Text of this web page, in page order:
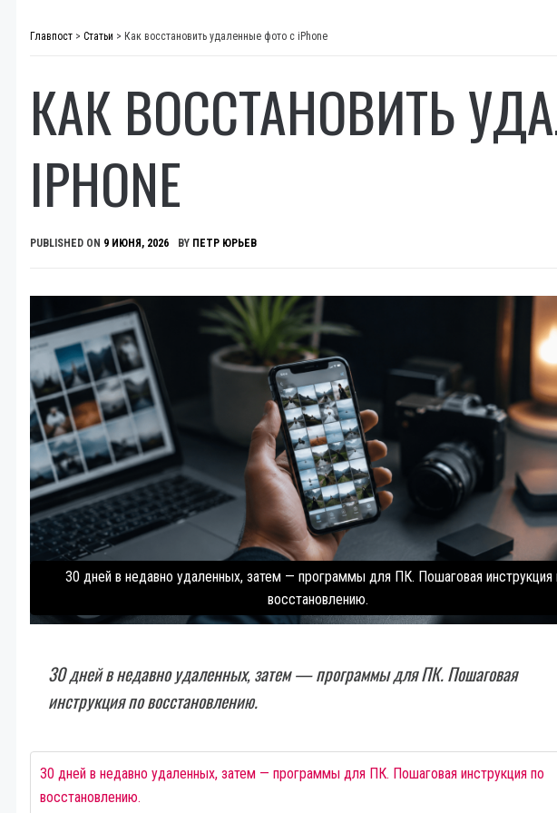
Главпост > Статьи > Как восстановить удаленные фото с iPhone
КАК ВОССТАНОВИТЬ
IPHONE
PUBLISHED ON 9 ИЮНЯ, 2026 BY ПЕТР ЮРЬЕВ
30 дней в недавно удаленных, затем — программы для ПК. Пошаговая инструкция
восстановлению.
30 дней в недавно удаленных, затем — программы для ПК. Пошаговая
инструкция по восстановлению.
30 дней в недавно удаленных, затем — программы для ПК. Пошаговая инструкция по
восстановлению.